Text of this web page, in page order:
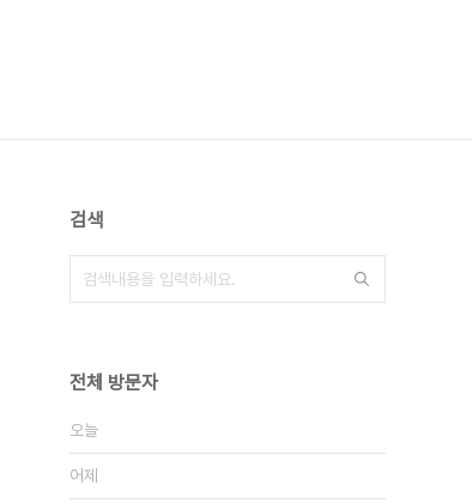
검색
전체 방문자
오늘
어제